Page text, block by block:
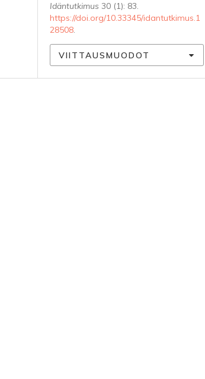
Idäntutkimus 30 (1): 83.
https://doi.org/10.33345/idantutkimus.1
28508.
VIITTAUSMUODOT